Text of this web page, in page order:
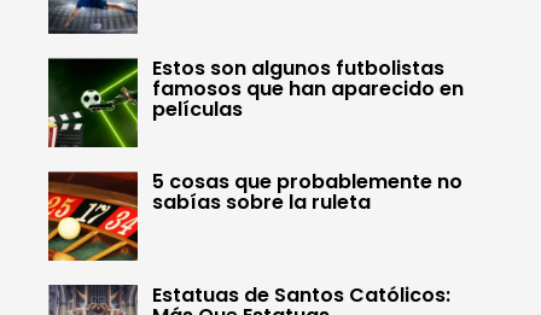
Estos son algunos futbolistas
famosos que han aparecido en
películas
5 cosas que probablemente no
sabías sobre la ruleta
Estatuas de Santos Católicos: